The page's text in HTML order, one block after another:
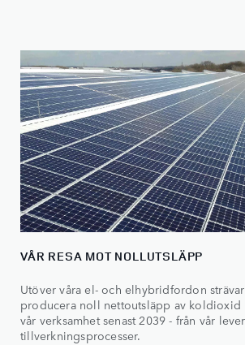
VÅR RESA MOT NOLLUTSLÄPP
Utöver våra el- och elhybridfordon
producera noll nettoutsläpp av koldioxid
vår verksamhet senast 2039 - från vår
tillverkningsprocesser.